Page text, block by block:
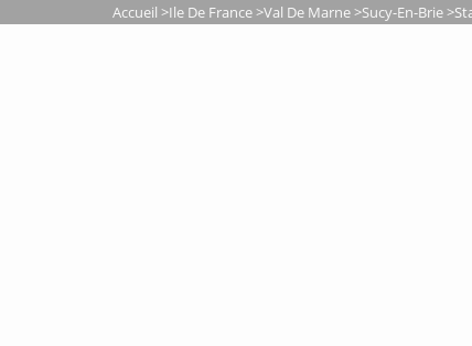
Accueil >Ile De France>Val De Marne>Sucy-En-Brie>